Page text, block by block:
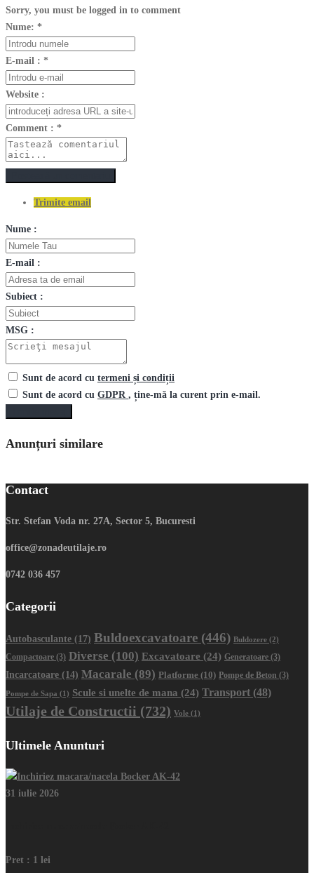
Sorry, you must be logged in to comment
Nume: *
E-mail : *
Website :
Comment : *
Trimite email
Nume :
E-mail :
Subiect :
MSG :
Sunt de acord cu termeni și condiții
Sunt de acord cu GDPR , ține-mă la curent prin e-mail.
Anunțuri similare
Contact
Str. Stefan Voda nr. 27A, Sector 5, Bucuresti
office@zonadeutilaje.ro
0742 036 457
Categorii
Autobasculante (17) Buldoexcavatoare (446) Buldozere (2)
Compactoare (3) Diverse (100) Excavatoare (24) Generatoare (3)
Incarcatoare (14) Macarale (89) Platforme (10) Pompe de Beton (3)
Pompe de Sapa (1) Scule si unelte de mana (24) Transport (48)
Utilaje de Constructii (732) Vole (1)
Ultimele Anunturi
31 iulie 2026
Pret : 1 lei